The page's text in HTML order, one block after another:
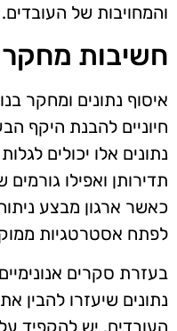
והמחויבות של העובדים.
חשיבות מחקר
איסוף נתונים ומחקר
חיוניים להבנת היקף
נתונים אלו יכולים
תדירותן ואפילו
כאשר ארגון מבצע
לפתח אסטרטגיות
בעזרת סקרים
נתונים שיעזרו להבין